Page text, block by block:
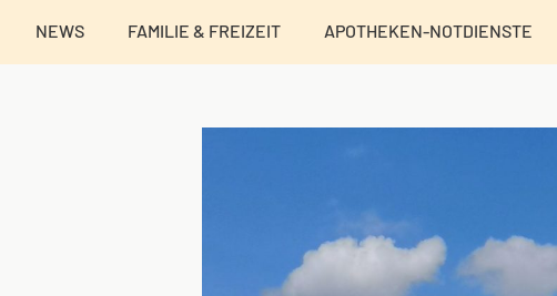
NEWS FAMILIE & FREIZEIT APOTHEKEN-NOTDIENSTE